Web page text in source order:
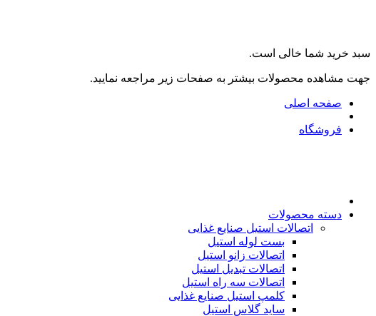
سبد خرید شما خالی است.
جهت مشاهده محصولات بیشتر به صفحات زیر مراجعه نمایید.
صفحه اصلی
فروشگاه
دسته محصولات
اتصالات استیل صنایع غذایی
بست لوله استیل
اتصالات زانو استیل
اتصالات تبدیل استیل
اتصالات سه راه استیل
کلمپ استیل صنایع غذایی
ساید گلاس استیل